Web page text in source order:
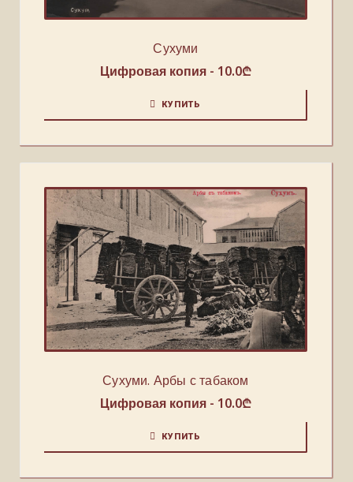
Сухуми
Цифровая копия - 10.0₾
КУПИТЬ
Сухуми. Арбы с табаком
Цифровая копия - 10.0₾
КУПИТЬ